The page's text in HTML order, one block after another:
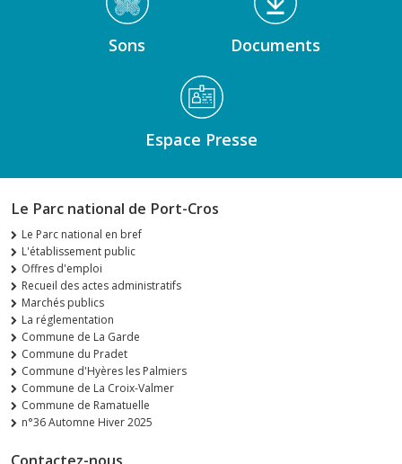
Sons Documents
Espace Presse
Le Parc national de Port-Cros
Le Parc national en bref
L'établissement public
Offres d'emploi
Recueil des actes administratifs
Marchés publics
La réglementation
Commune de La Garde
Commune du Pradet
Commune d'Hyères les Palmiers
Commune de La Croix-Valmer
Commune de Ramatuelle
n°36 Automne Hiver 2025